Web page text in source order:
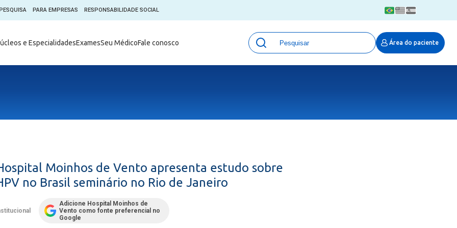
PARA EMPRESAS RESPONSABILIDADE SOCIAL
e EspecialidadesExamesSeu MédicoFale conosco Área do paciente
em Pesquisa (CEP)
Hospital do Coração Moinhos
Horários de visita no Hospital Moinhos
Notícias
Pastoral
Pronto Atendimento Digital
Publicações
Unidades
Qualidade e Segurança em saúde
Moinhos de Vento apresenta estudo sobre
no Brasil seminário no Rio de Janeiro
Adicione Hospital Moinhos de
Vento como fonte preferencial no
Google